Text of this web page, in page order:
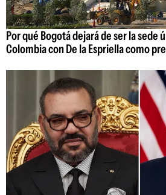
Por qué Bogotá dejará de ser la sede
Colombia con De la Espriella como